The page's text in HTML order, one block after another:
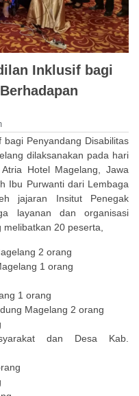
Inklusif bagi
Penyandang Disabilitas
dilaksanakan pada hari
Hotel Magelang, Jawa
Ibu Purwanti dari Lembaga
jajaran Insitut Penegak
layanan dan organisasi
20 peserta,
2 orang
1 orang
1 orang
Magelang 2 orang
dan Desa Kab.